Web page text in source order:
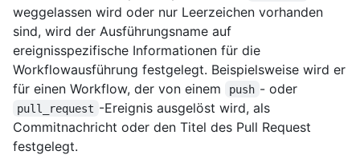
weggelassen wird oder nur Leerzeichen vorhanden
sind, wird der Ausführungsname auf
ereignisspezifische Informationen für die
Workflowausführung festgelegt. Beispielsweise wird er
für einen Workflow, der von einem
push - oder
pull_request -Ereignis ausgelöst wird, als
Commitnachricht oder den Titel des Pull Request
festgelegt.